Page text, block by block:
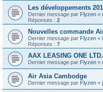
Les développements
Dernier message par Flyzen «
Réponses : 2
Nouvelles commande
Dernier message par Flyzen «
Réponses : 7
AAX LEASING ONE LTD.
Dernier message par Flyzen «
Air Asia Cambodge
Dernier message par Flyzen «